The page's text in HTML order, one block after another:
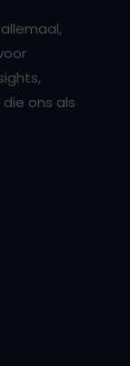
ons als